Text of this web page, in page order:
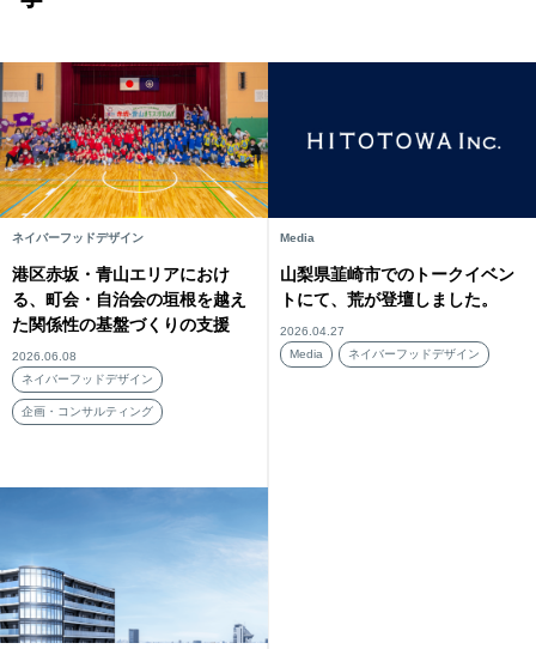
ネイバーフッドデザイン
港区赤坂・青山エリアにおけ
る、町会・自治会の垣根を越え
た関係性の基盤づくりの支援
2026.06.08
ネイバーフッドデザイン
企画・コンサルティング
Media
山梨県韮崎市でのトークイベン
トにて、荒が登壇しました。
2026.04.27
Media
ネイバーフッドデザイン